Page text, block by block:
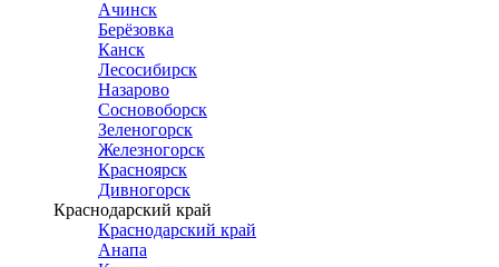
Ачинск
Берёзовка
Канск
Лесосибирск
Назарово
Сосновоборск
Зеленогорск
Железногорск
Красноярск
Дивногорск
Краснодарский край
Краснодарский край
Анапа